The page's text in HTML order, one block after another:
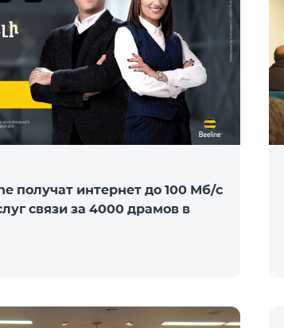
получат интернет до 100 Мб/с
связи за 4000 драмов в